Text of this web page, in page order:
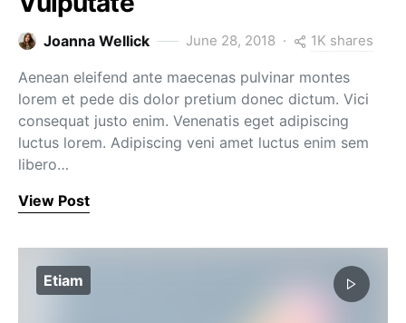
Joanna Wellick June 28, 2018 1K shares
Aenean eleifend ante maecenas pulvinar montes
lorem et pede dis dolor pretium donec dictum. Vici
consequat justo enim. Venenatis eget adipiscing
luctus lorem. Adipiscing veni amet luctus enim sem
libero…
View Post
Etiam